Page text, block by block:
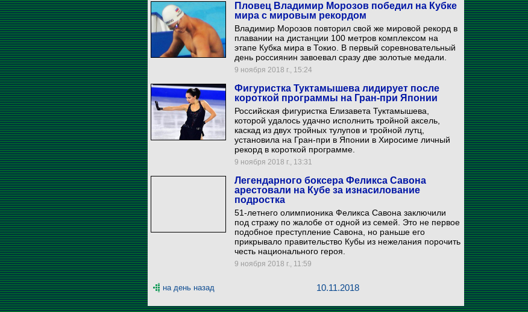
Пловец Владимир Морозов победил на Кубке
мира с мировым рекордом
Владимир Морозов повторил свой же мировой рекорд в
плавании на дистанции 100 метров комплексом на
этапе Кубка мира в Токио. В первый соревновательный
день россиянин завоевал сразу две золотые медали.
9 ноября 2018 г., 15:24
Фигуристка Туктамышева лидирует после
короткой программы на Гран-при Японии
Российская фигуристка Елизавета Туктамышева,
которой удалось удачно исполнить тройной аксель,
каскад из двух тройных тулупов и тройной лутц,
установила на Гран-при в Японии в Хиросиме личный
рекорд в короткой программе.
9 ноября 2018 г., 13:31
Легендарного боксера Феликса Савона
арестовали на Кубе за изнасилование
подростка
51-летнего олимпионика Феликса Савона заключили
под стражу по жалобе от одной из семей. Это не первое
подобное преступление Савона, но раньше его
прикрывало правительство Кубы из нежелания порочить
честь национального героя.
9 ноября 2018 г., 11:59
на день назад 10.11.2018